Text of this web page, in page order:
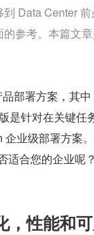
Data Center 前
参考。本篇文
部署方案，其
是针对在关键任
企业级部署方案
适合您的企业呢？
，性能和